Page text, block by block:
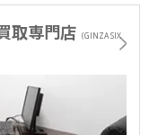
取専門店 （GINZA SIX